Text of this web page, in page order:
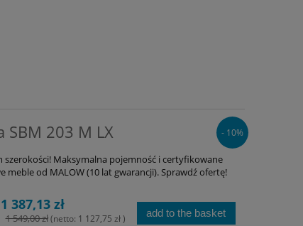
SBM 203 M LX
szerokości! Maksymalna pojemność i certyfikowane
meble od MALOW (10 lat gwarancji). Sprawdź ofertę!
1 387,13 zł
1 549,00 zł (netto: 1 127,75 zł ) add to the basket
- 10%